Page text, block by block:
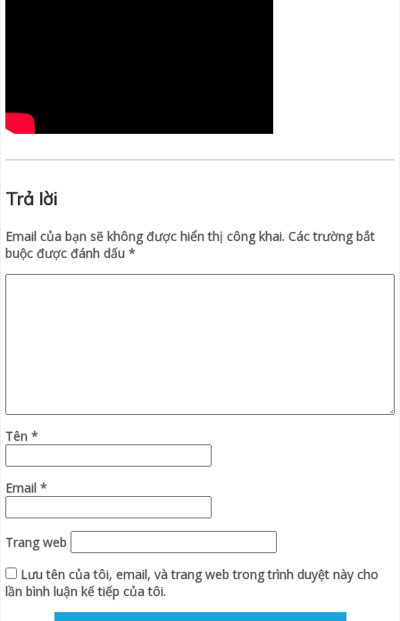
Trả lời
Email của bạn sẽ không được hiển thị công khai. Các trường bắt
buộc được đánh dấu *
Tên *
Email *
Trang web
Lưu tên của tôi, email, và trang web trong trình duyệt này cho
lần bình luận kế tiếp của tôi.